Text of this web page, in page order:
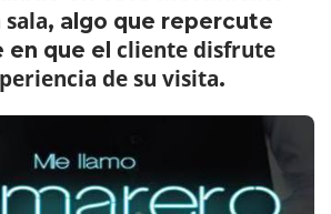
, algo que repercute
que el cliente disfrute
de su visita.